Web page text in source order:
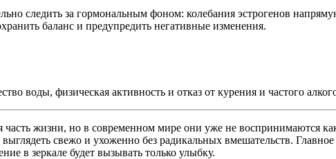
следить за гормональным фоном: колебания эстрогенов
баланс и предупредить негативные изменения.
воды, физическая активность и отказ от курения и частого
часть жизни, но в современном мире они уже не воспринимаются
свежо и ухоженно без радикальных вмешательств.
в зеркале будет вызывать только улыбку.